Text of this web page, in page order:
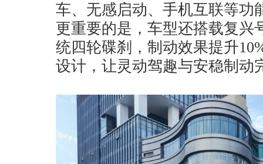
车、无感启动、手机互联等功
更重要的是，车型还搭载复兴
统四轮碟刹，制动效果提升
设计，让灵动驾趣与安稳制动